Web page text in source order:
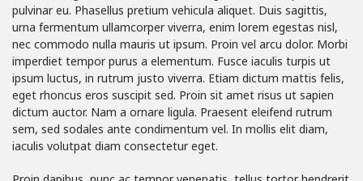
pulvinar eu. Phasellus pretium vehicula aliquet. Duis sagittis,
urna fermentum ullamcorper viverra, enim lorem egestas nisl,
nec commodo nulla mauris ut ipsum. Proin vel arcu dolor. Morbi
imperdiet tempor purus a elementum. Fusce iaculis turpis ut
ipsum luctus, in rutrum justo viverra. Etiam dictum mattis felis,
eget rhoncus eros suscipit sed. Proin sit amet risus ut sapien
dictum auctor. Nam a ornare ligula. Praesent eleifend rutrum
sem, sed sodales ante condimentum vel. In mollis elit diam,
iaculis volutpat diam consectetur eget.